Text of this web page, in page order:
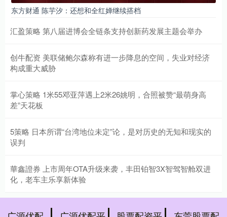
东方财通 陈芋汐：还想和全红婵继续搭档
汇盈策略 第八届进博会全链条支持创新药发展主题会举办
创牛配资 美联储鲍尔森称有进一步降息的空间，失业对经济
构成重大威胁
掌心策略 1米55邓亚萍遇上2米26姚明，合照被赞“最萌身高
差”天花板
5策略 日本所谓“台湾地位未定”论，是对历史的无知和现实的
误判
華鑫證券 上市周年OTA升级来袭，丰田铂智3X智驾智舱双进
化，老车主乐享新体验